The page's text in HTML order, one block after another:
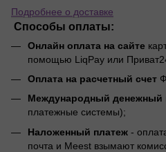
Подробнее о доставке
Способы оплаты:
Онлайн оплата на сайте
помощью LiqPay или
Оплата на расчетный счет
Международный денежный
платежные системы);
Наложенный платеж -
почта и Meest взымают